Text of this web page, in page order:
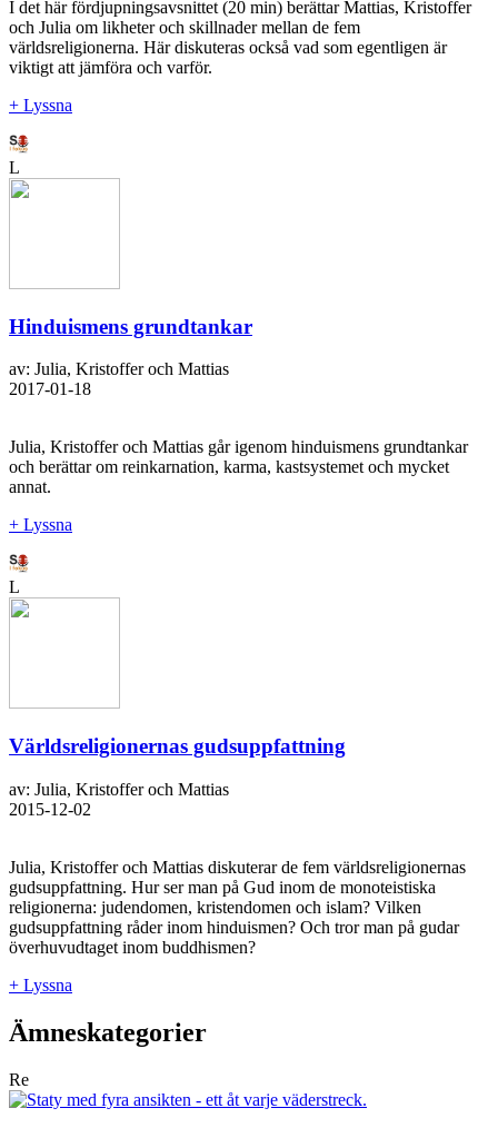
I det här fördjupningsavsnittet (20 min) berättar Mattias, Kristoffer
och Julia om likheter och skillnader mellan de fem
världsreligionerna. Här diskuteras också vad som egentligen är
viktigt att jämföra och varför.
+ Lyssna
L
Hinduismens grundtankar
av: Julia, Kristoffer och Mattias
2017-01-18
Julia, Kristoffer och Mattias går igenom hinduismens grundtankar
och berättar om reinkarnation, karma, kastsystemet och mycket
annat.
+ Lyssna
L
Världsreligionernas gudsuppfattning
av: Julia, Kristoffer och Mattias
2015-12-02
Julia, Kristoffer och Mattias diskuterar de fem världsreligionernas
gudsuppfattning. Hur ser man på Gud inom de monoteistiska
religionerna: judendomen, kristendomen och islam? Vilken
gudsuppfattning råder inom hinduismen? Och tror man på gudar
överhuvudtaget inom buddhismen?
+ Lyssna
Ämneskategorier
Re